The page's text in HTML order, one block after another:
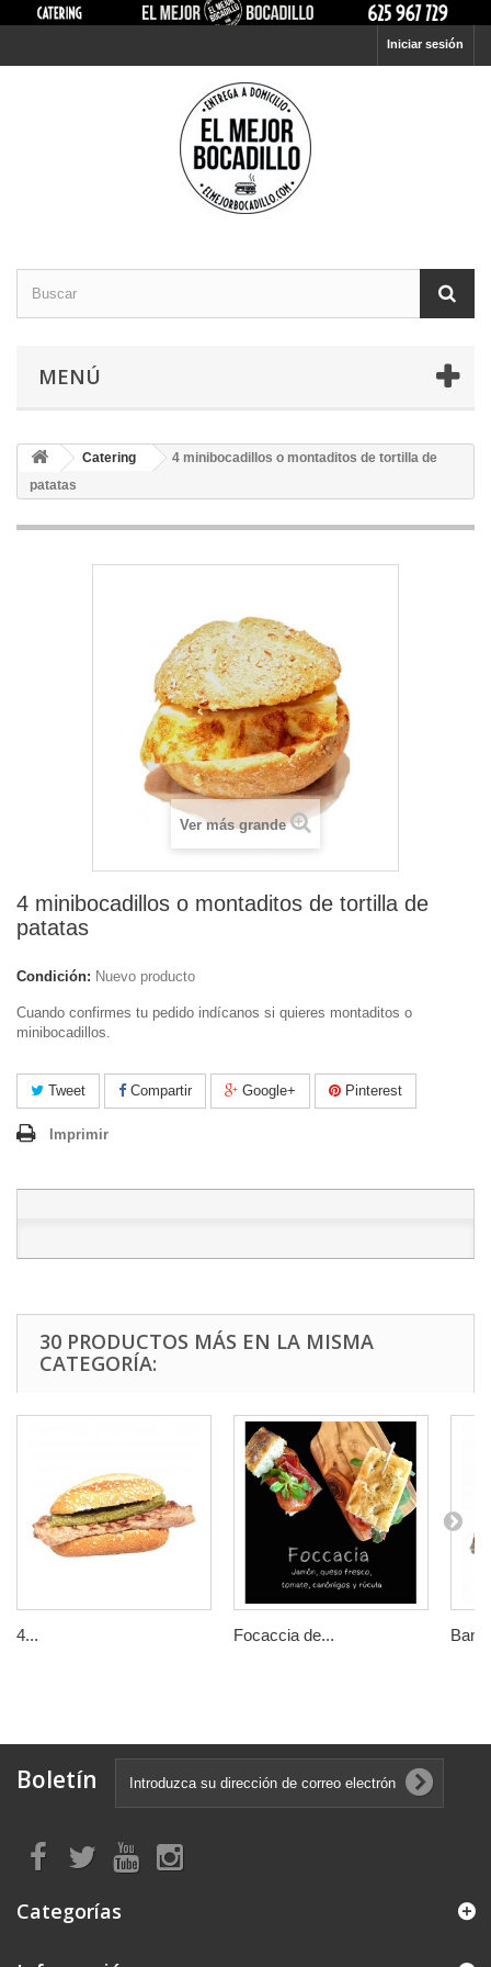
Iniciar sesión
MENÚ
Catering
4 minibocadillos o montaditos de tortilla de
patatas
Ver más grande
4 minibocadillos o montaditos de tortilla de
patatas
Condición: Nuevo producto
Cuando confirmes tu pedido indícanos si quieres montaditos o
minibocadillos.
Tweet Compartir Google+ Pinterest
Imprimir
30 PRODUCTOS MÁS EN LA MISMA
CATEGORÍA:
4... Focaccia de...
Boletín
Categorías